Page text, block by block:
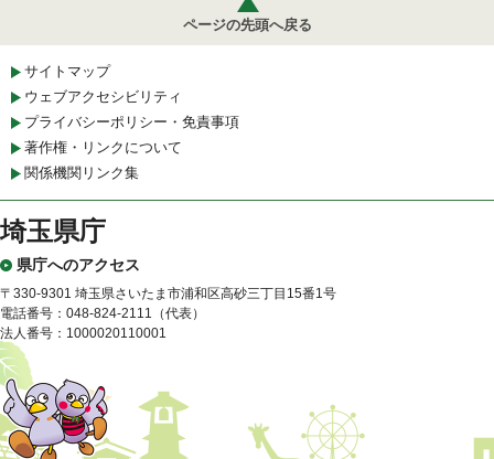
ページの先頭へ戻る
サイトマップ
ウェブアクセシビリティ
プライバシーポリシー・免責事項
著作権・リンクについて
関係機関リンク集
埼玉県庁
県庁へのアクセス
〒330-9301 埼玉県さいたま市浦和区高砂三丁目15番1号
電話番号：048-824-2111（代表）
法人番号：1000020110001